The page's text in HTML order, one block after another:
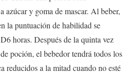
azúcar y goma de mascar. Al beber,
la puntuación de habilidad se
horas. Después de la quinta vez
poción, el bebedor tendrá todos los
reducidos a la mitad cuando no esté